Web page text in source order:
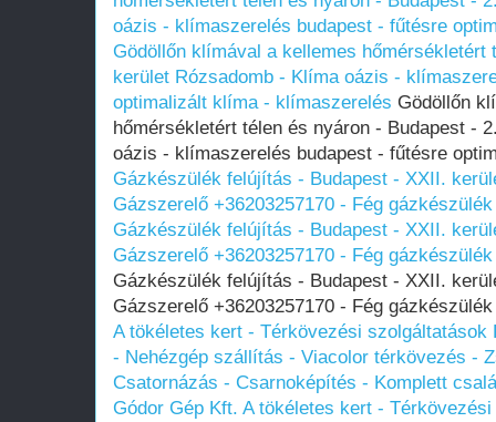
oázis - klímaszerelés budapest - fűtésre
Gödöllőn klímával a kellemes hőmérsékletért
kerület Rózsadomb - Klíma oázis -
optimalizált klíma - klímaszerelés Gödöllőn
hőmérsékletért télen és nyáron - Budapest -
oázis - klímaszerelés budapest - fűtésre
Gázkészülék felújítás - Budapest - XXII.
Gázszerelő +36203257170 - Fég
Gázkészülék felújítás - Budapest - XXII.
Gázszerelő +36203257170 - Fég
Gázkészülék felújítás - Budapest - XXII.
Gázszerelő +36203257170 - Fég
A tökéletes kert - Térkövezési
- Nehézgép szállítás - Viacolor térkövezés -
Csatornázás - Csarnoképítés - Komplett
Gódor Gép Kft. A tökéletes kert -